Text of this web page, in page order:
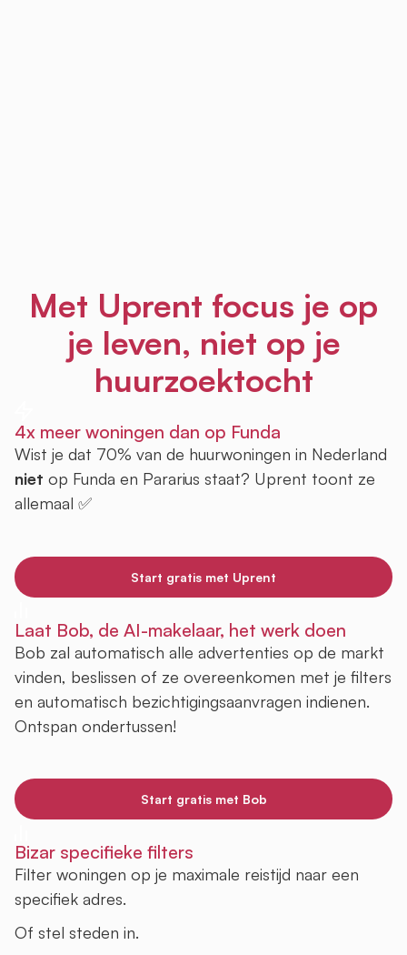
Met Uprent focus je op
je leven, niet op je
huurzoektocht
4x meer woningen dan op Funda
Wist je dat 70% van de huurwoningen in Nederland
niet op Funda en Pararius staat? Uprent toont ze
allemaal ✅
Start gratis met Uprent
Laat Bob, de AI-makelaar, het werk doen
Bob zal automatisch alle advertenties op de markt
vinden, beslissen of ze overeenkomen met je filters
en automatisch bezichtigingsaanvragen indienen.
Ontspan ondertussen!
Start gratis met Bob
Bizar specifieke filters
Filter woningen op je maximale reistijd naar een
specifiek adres.
Of stel steden in.